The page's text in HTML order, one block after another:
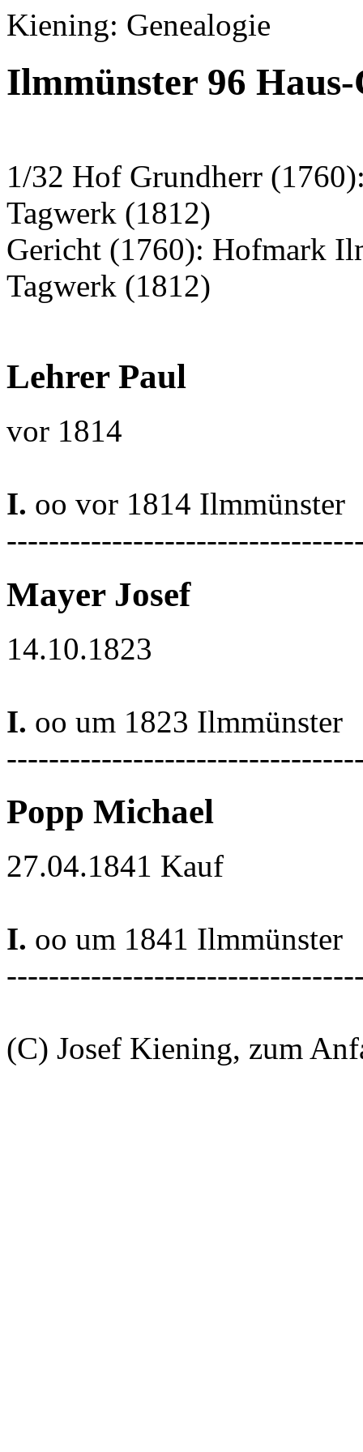
Kiening: Genealogie
Ilmmünster 96
1/32 Hof Grundherr
Tagwerk (1812)
Gericht (1760): Hofmark
Tagwerk (1812)
Lehrer Paul
vor 1814
I. oo vor 1814 Ilmmünster
Mayer Josef
14.10.1823
I. oo um 1823 Ilmmünster
Popp Michael
27.04.1841 Kauf
I. oo um 1841 Ilmmünster
(C) Josef Kiening, zum